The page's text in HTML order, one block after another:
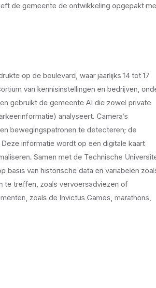
de gemeente de ontwikkeling opgepakt
op de boulevard, waar jaarlijks 14 tot 17
van kennisinstellingen en bedrijven,
gebruikt de gemeente AI die zowel private
analyseert. Camera’s
bewegingspatronen te detecteren; de
informatie wordt op een digitale kaart
Samen met de Technische
van historische data en variabelen
te treffen, zoals vervoersadviezen of
zoals de Invictus Games, marathons,